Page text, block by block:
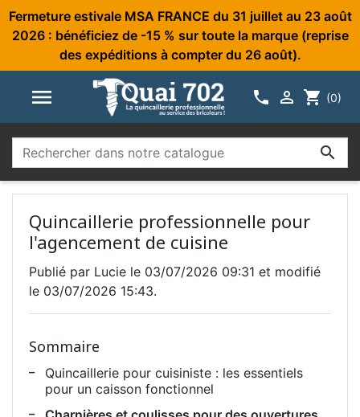
Fermeture estivale MSA FRANCE du 31 juillet au 23 août
2026 : bénéficiez de -15 % sur toute la marque (reprise
des expéditions à compter du 26 août).
   shopping_cart (0)

Quincaillerie professionnelle pour
l'agencement de cuisine
Publié par Lucie le 03/07/2026 09:31 et modifié
le 03/07/2026 15:43.
Sommaire
Quincaillerie pour cuisiniste : les essentiels
pour un caisson fonctionnel